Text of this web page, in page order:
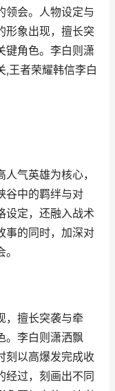
领会。人物设定与
形象出现，擅长突
键角色。李白则潇
,王者荣耀韩信李白
气英雄为核心，
谷中的羁绊与对
设定，还融入战术
事的同时，加深对
，擅长突袭与牵
。李白则潇洒飘
刻以高爆发完成收
经过，刻画出不同